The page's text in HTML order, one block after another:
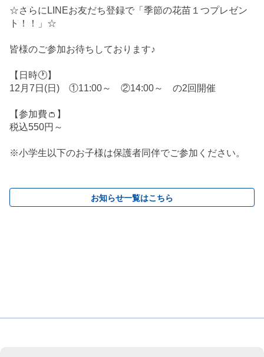
☆さらにLINEお友だち登録で「季節の花苗１つプレゼン
ト！！」☆
皆様のご参加お待ちしております♪
【日時🕐】
12月7日(日) ①11:00～ ②14:00～ の2回開催
【参加費👛】
税込550円～
※小学生以下のお子様は保護者同伴でご参加ください。
お知らせ一覧はこちら